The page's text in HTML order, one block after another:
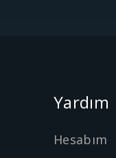
Yardım
Hesabım